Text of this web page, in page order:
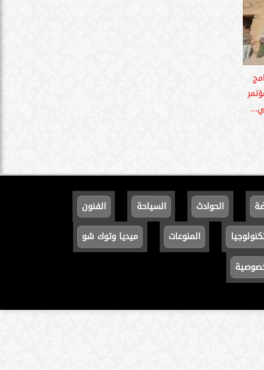
الحوادث السياحة
الفنون
المنوعات
ميديا وتوك شو